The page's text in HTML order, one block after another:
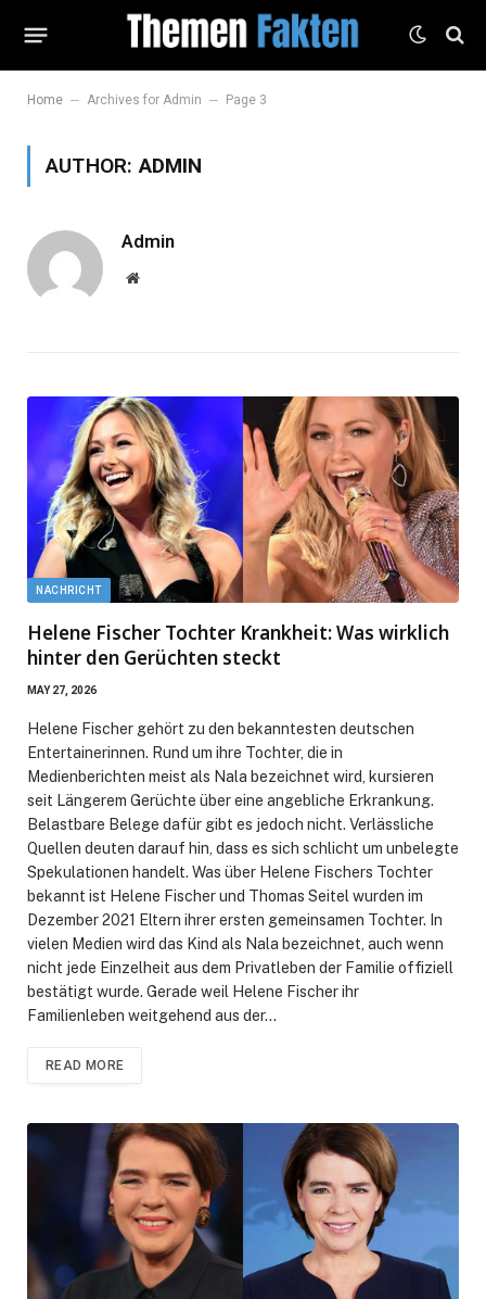
Home – Archives for Admin – Page 3
AUTHOR:ADMIN
Admin
Website
NACHRICHT
Helene Fischer Tochter Krankheit: Was wirklich
hinter den Gerüchten steckt
MAY 27, 2026
Helene Fischer gehört zu den bekanntesten deutschen
Entertainerinnen. Rund um ihre Tochter, die in
Medienberichten meist als Nala bezeichnet wird, kursieren
seit Längerem Gerüchte über eine angebliche Erkrankung.
Belastbare Belege dafür gibt es jedoch nicht. Verlässliche
Quellen deuten darauf hin, dass es sich schlicht um unbelegte
Spekulationen handelt. Was über Helene Fischers Tochter
bekannt ist Helene Fischer und Thomas Seitel wurden im
Dezember 2021 Eltern ihrer ersten gemeinsamen Tochter. In
vielen Medien wird das Kind als Nala bezeichnet, auch wenn
nicht jede Einzelheit aus dem Privatleben der Familie offiziell
bestätigt wurde. Gerade weil Helene Fischer ihr
Familienleben weitgehend aus der…
READ MORE